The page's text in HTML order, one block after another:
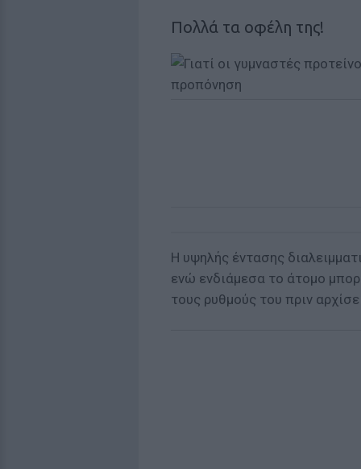
Πολλά τα οφέλη της!
Η υψηλής έντασης
ενώ ενδιάμεσα το άτομο
τους ρυθμούς του πριν